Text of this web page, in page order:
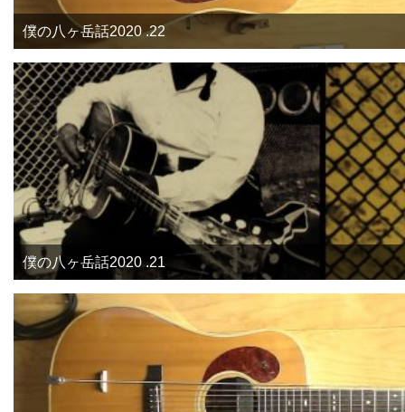
僕の八ヶ岳話2020 .22
僕の八ヶ岳話2020 .21